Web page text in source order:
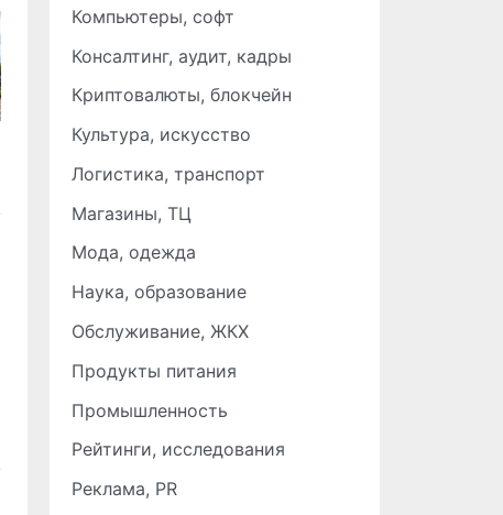
Компьютеры, софт
Консалтинг, аудит, кадры
Криптовалюты, блокчейн
Культура, искусство
Логистика, транспорт
Магазины, ТЦ
Мода, одежда
Наука, образование
Обслуживание, ЖКХ
Продукты питания
Промышленность
Рейтинги, исследования
Реклама, PR